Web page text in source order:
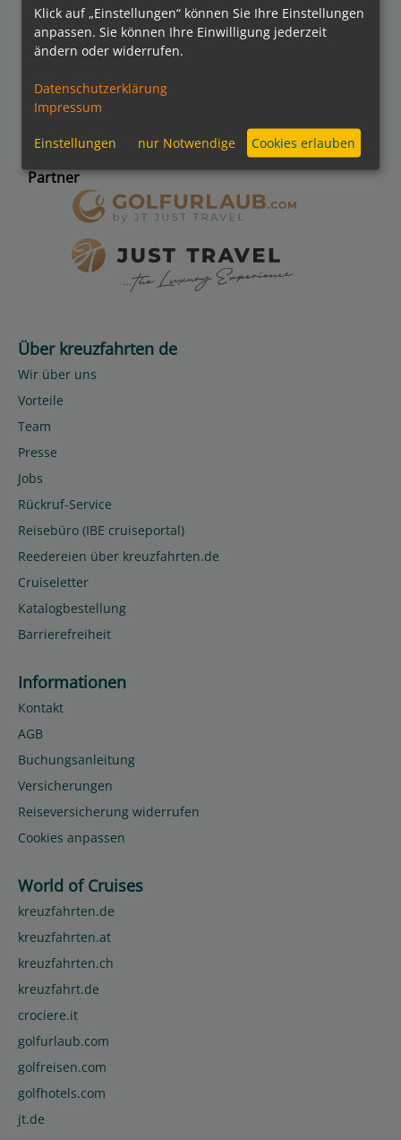
kreuzfahrten.de APP
Folgen Sie uns
Partner
Über kreuzfahrten de
Wir über uns
Vorteile
Team
Presse
Jobs
Rückruf-Service
Reisebüro (IBE cruiseportal)
Reedereien über kreuzfahrten.de
Cruiseletter
Katalogbestellung
Barrierefreiheit
Informationen
Kontakt
AGB
Buchungsanleitung
Versicherungen
Reiseversicherung widerrufen
Cookies anpassen
World of Cruises
kreuzfahrten.de
kreuzfahrten.at
kreuzfahrten.ch
kreuzfahrt.de
crociere.it
golfurlaub.com
golfreisen.com
golfhotels.com
jt.de
Klick auf „Einstellungen“ können Sie Ihre Einstellungen
anpassen. Sie können Ihre Einwilligung jederzeit
ändern oder widerrufen.
Datenschutzerklärung
Impressum
Einstellungen nur Notwendige Cookies erlauben